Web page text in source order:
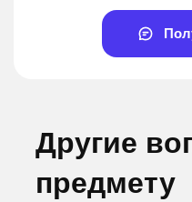
Другие
предмету